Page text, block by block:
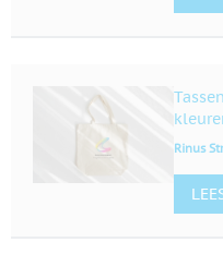
Rinus